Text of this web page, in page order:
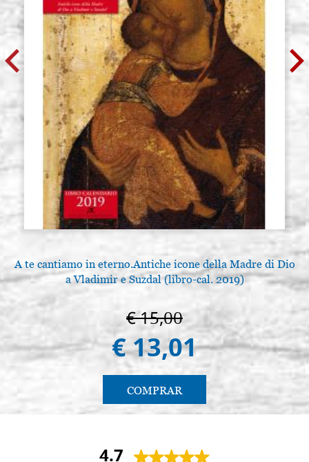
A te cantiamo in eterno.Antiche icone della Madre di Dio
a Vladimir e Suzdal (libro-cal. 2019)
€ 15,00
€ 13,01
COMPRAR